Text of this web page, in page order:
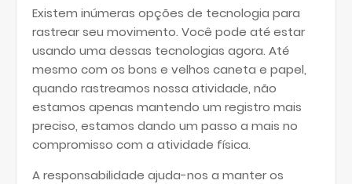
Existem inúmeras opções de tecnologia para
rastrear seu movimento. Você pode até estar
usando uma dessas tecnologias agora. Até
mesmo com os bons e velhos caneta e papel,
quando rastreamos nossa atividade, não
estamos apenas mantendo um registro mais
preciso, estamos dando um passo a mais no
compromisso com a atividade física.
A responsabilidade ajuda-nos a manter os